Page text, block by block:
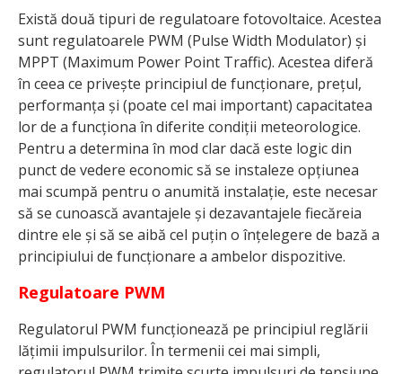
Există două tipuri de regulatoare fotovoltaice. Acestea
sunt regulatoarele PWM (Pulse Width Modulator) și
MPPT (Maximum Power Point Traffic). Acestea diferă
în ceea ce privește principiul de funcționare, prețul,
performanța și (poate cel mai important) capacitatea
lor de a funcționa în diferite condiții meteorologice.
Pentru a determina în mod clar dacă este logic din
punct de vedere economic să se instaleze opțiunea
mai scumpă pentru o anumită instalație, este necesar
să se cunoască avantajele și dezavantajele fiecăreia
dintre ele și să se aibă cel puțin o înțelegere de bază a
principiului de funcționare a ambelor dispozitive.
Regulatoare PWM
Regulatorul PWM funcționează pe principiul reglării
lățimii impulsurilor. În termenii cei mai simpli,